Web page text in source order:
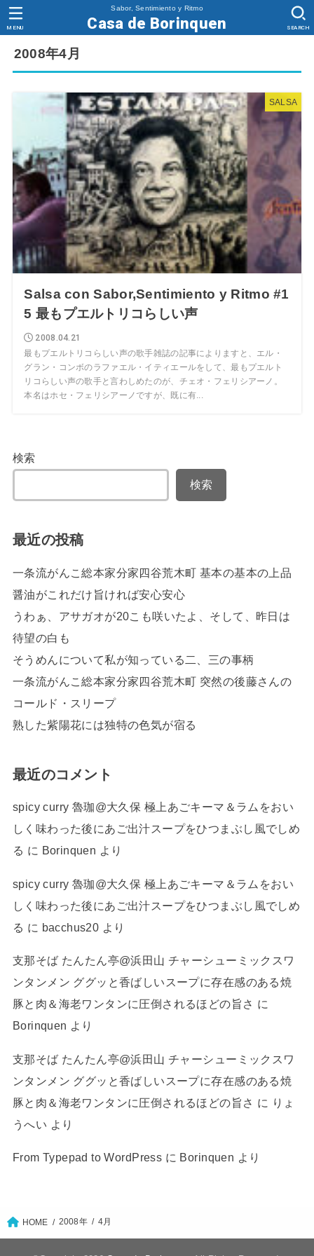
Sabor, Sentimiento y Ritmo
Casa de Borinquen SEARCH
MENU
2008年4月
SALSA
Salsa con Sabor,Sentimiento y Ritmo #1
5 最もプエルトリコらしい声
2008.04.21
最もプエルトリコらしい声の歌手雑誌の記事によりますと、エル・
グラン・コンボのラファエル・イティエールをして、最もプエルト
リコらしい声の歌手と言わしめたのが、チェオ・フェリシアーノ。
本名はホセ・フェリシアーノですが、既に有...
検索
検索
最近の投稿
一条流がんこ総本家分家四谷荒木町 基本の基本の上品
醤油がこれだけ旨ければ安心安心
うわぁ、アサガオが20こも咲いたよ、そして、昨日は
待望の白も
そうめんについて私が知っている二、三の事柄
一条流がんこ総本家分家四谷荒木町 突然の後藤さんの
コールド・スリープ
熟した紫陽花には独特の色気が宿る
最近のコメント
spicy curry 魯珈@大久保 極上あごキーマ＆ラムをおい
しく味わった後にあご出汁スープをひつまぶし風でしめ
る に Borinquen より
spicy curry 魯珈@大久保 極上あごキーマ＆ラムをおい
しく味わった後にあご出汁スープをひつまぶし風でしめ
る に bacchus20 より
支那そば たんたん亭@浜田山 チャーシューミックスワ
ンタンメン ググッと香ばしいスープに存在感のある焼
豚と肉＆海老ワンタンに圧倒されるほどの旨さ に
Borinquen より
支那そば たんたん亭@浜田山 チャーシューミックスワ
ンタンメン ググッと香ばしいスープに存在感のある焼
豚と肉＆海老ワンタンに圧倒されるほどの旨さ に りょ
うへい より
From Typepad to WordPress に Borinquen より
HOME 2008年 4月